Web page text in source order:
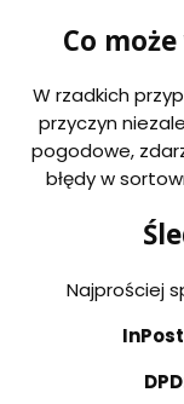
Co
W rzadkich
przyczyn
pogodowe,
błędy w
Najprościej